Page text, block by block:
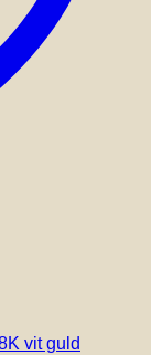
vit guld